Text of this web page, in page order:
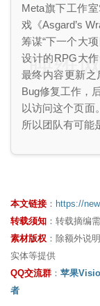
Meta旗下工作
戏《Asgard’s
筹谋“下一个大
设计的RPG大
最终内容更新之
Bug修复工作，
以访问这个页面
所以团队有可能
映维
本文链接 ： https://
转载须知 ：转载摘编
素材版权 ：除额外说
实体等提供
QQ交流群 ： 苹果
者